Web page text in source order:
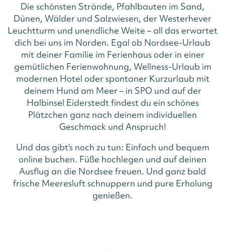
Die schönsten Strände, Pfahlbauten im Sand,
Dünen, Wälder und Salzwiesen, der Westerhever
Leuchtturm und unendliche Weite – all das erwartet
dich bei uns im Norden. Egal ob Nordsee-Urlaub
mit deiner Familie im Ferienhaus oder in einer
gemütlichen Ferienwohnung, Wellness-Urlaub im
modernen Hotel oder spontaner Kurzurlaub mit
deinem Hund am Meer – in SPO und auf der
Halbinsel Eiderstedt findest du ein schönes
Plätzchen ganz nach deinem individuellen
Geschmack und Anspruch!
Und das gibt‘s noch zu tun: Einfach und bequem
online buchen. Füße hochlegen und auf deinen
Ausflug an die Nordsee freuen. Und ganz bald
frische Meeresluft schnuppern und pure Erholung
genießen.